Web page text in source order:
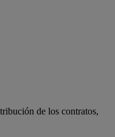
de los contratos,